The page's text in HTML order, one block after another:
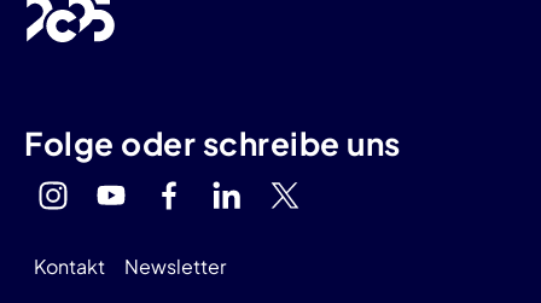
Folge oder schreibe uns
Kontakt Newsletter